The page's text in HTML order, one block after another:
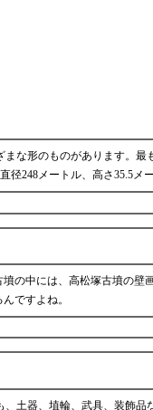
な形のものがあります。
248メートル、高さ35.5メ
墳の中には、高松塚古墳の壁
んですよね。
土器、埴輪、武具、装飾